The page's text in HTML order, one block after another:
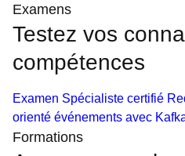
Examens
Testez vos
compétences
Examen Spécialiste certifié
orienté événements avec
Formations